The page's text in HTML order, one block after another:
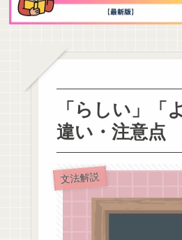
「らしい」
違い・注意点
文法解説